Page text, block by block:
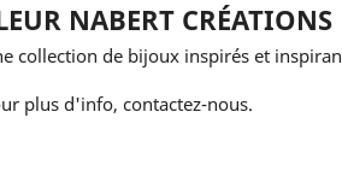
NABERT CRÉATIONS
collection de bijoux inspirés et
plus d'info, contactez-nous.